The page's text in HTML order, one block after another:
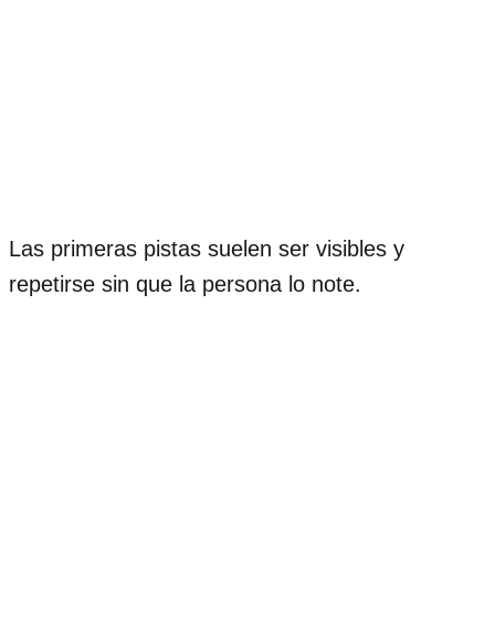
Las primeras pistas suelen ser visibles y
repetirse sin que la persona lo note.